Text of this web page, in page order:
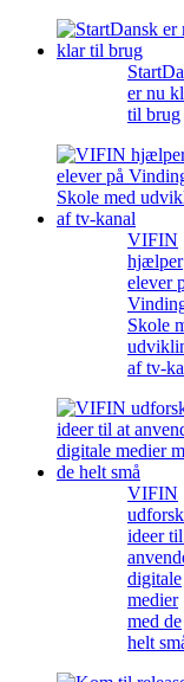
er nu
til brug
VIFIN
hjælper
elever
Skole
af tv-
VIFIN
ideer
digitale
medier
med de
helt